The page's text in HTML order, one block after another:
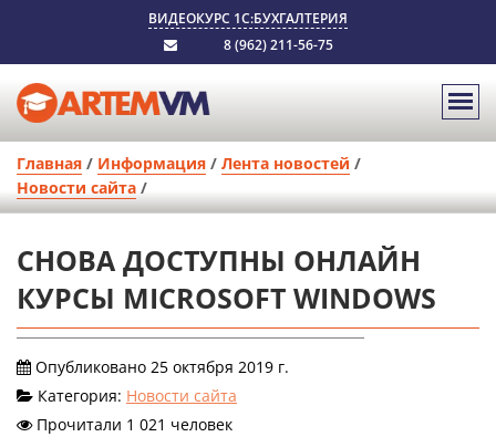
ВИДЕОКУРС 1С:БУХГАЛТЕРИЯ
8 (962) 211-56-75
Главная / Информация / Лента новостей /
Новости сайта /
СНОВА ДОСТУПНЫ ОНЛАЙН
КУРСЫ MICROSOFT WINDOWS
Опубликовано 25 октября 2019 г.
Категория: Новости сайта
Прочитали 1 021 человек